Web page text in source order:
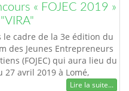
« FOJEC 2019 »
le cadre de la 3e édition du
des Jeunes Entrepreneurs
(FOJEC) qui aura lieu du
27 avril 2019 à Lomé,
Vision des Initiatives
Lire la suite...